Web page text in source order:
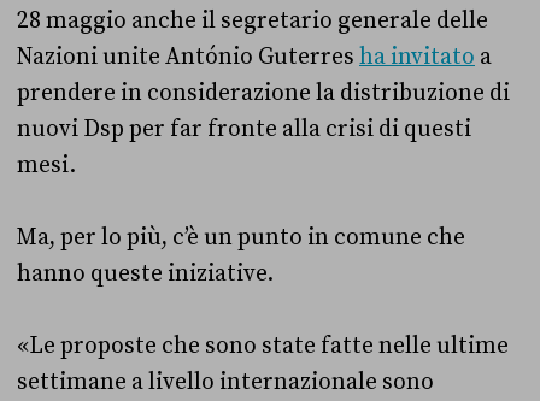
28 maggio anche il segretario generale delle
Nazioni unite António Guterres ha invitato a
prendere in considerazione la distribuzione di
nuovi Dsp per far fronte alla crisi di questi
mesi.
Ma, per lo più, c’è un punto in comune che
hanno queste iniziative.
«Le proposte che sono state fatte nelle ultime
settimane a livello internazionale sono